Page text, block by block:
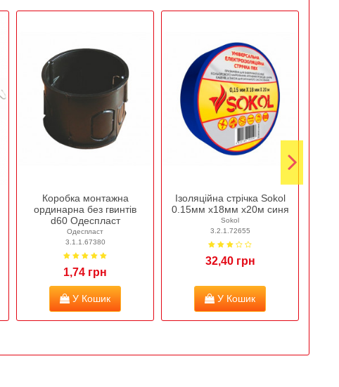
Коробка монтажна
ординарна без гвинтів
d60 Одеспласт
Одеспласт
3.1.1.67380
1,74 грн
У Кошик
Ізоляційна стрічка Sokol
0.15мм х18мм х20м синя
Sokol
3.2.1.72655
32,40 грн
У Кошик